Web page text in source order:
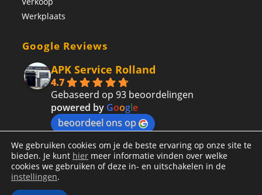
Werkplaats
Google Reviews
APK Service Rolland
4.7
Gebaseerd op 93 beoordelingen
powered by Google
beoordeel ons op
We gebruiken cookies om je de beste ervaring op onze site te
bieden. Je kunt hier meer informatie vinden over welke
cookies we gebruiken of deze in- en uitschakelen in de
instellingen.